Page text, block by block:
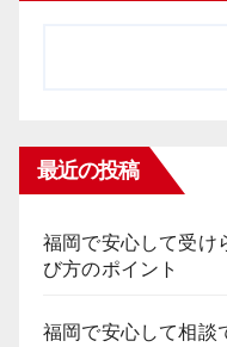
最近の投稿
福岡で安心して受け
び方のポイント
福岡で安心して相談